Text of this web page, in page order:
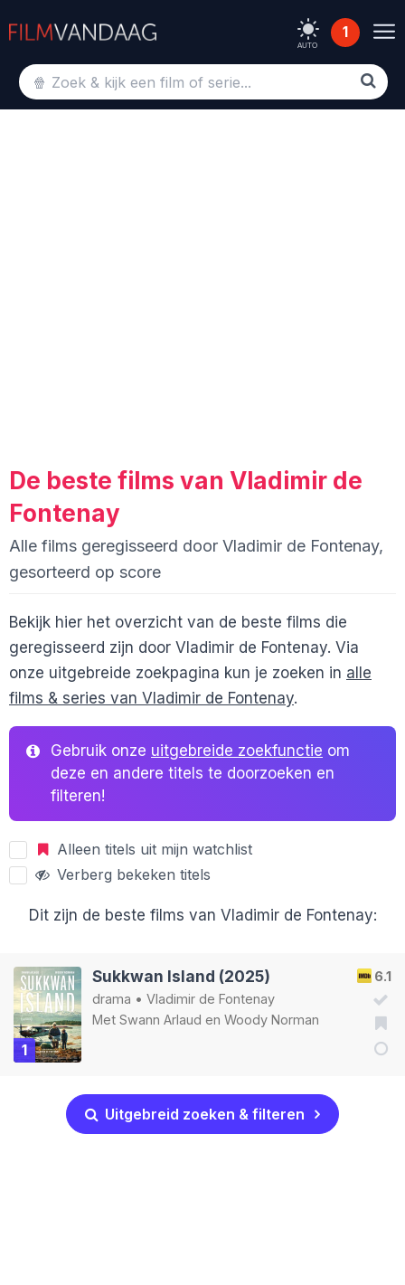
AUTO
1
De beste films van Vladimir de
Fontenay
Alle films geregisseerd door Vladimir de Fontenay,
gesorteerd op score
Bekijk hier het overzicht van de beste films die
geregisseerd zijn door Vladimir de Fontenay. Via
onze uitgebreide zoekpagina kun je zoeken in alle
films & series van Vladimir de Fontenay.
Gebruik onze uitgebreide zoekfunctie om
deze en andere titels te doorzoeken en
filteren!
Alleen titels uit mijn watchlist
Verberg bekeken titels
Dit zijn de beste films van Vladimir de Fontenay:
1
6.1
Sukkwan Island (2025)
drama • Vladimir de Fontenay
Met Swann Arlaud en Woody Norman
Uitgebreid zoeken & filteren